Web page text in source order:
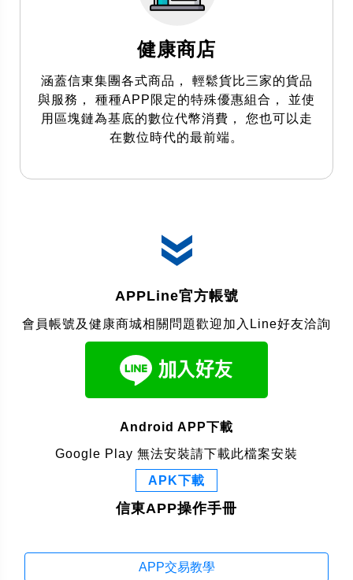
健康商店
涵蓋信東集團各式商品， 輕鬆貨比三家的貨品
與服務， 種種APP限定的特殊優惠組合， 並使
用區塊鏈為基底的數位代幣消費， 您也可以走
在數位時代的最前端。
APPLine官方帳號
會員帳號及健康商城相關問題歡迎加入Line好友洽詢
Android APP下載
Google Play 無法安裝請下載此檔案安裝
APK下載
信東APP操作手冊
APP交易教學